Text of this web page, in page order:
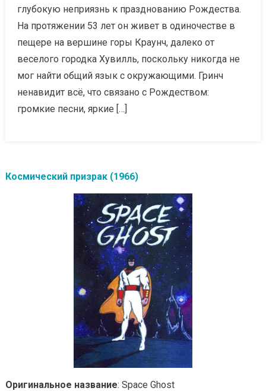
глубокую неприязнь к празднованию Рождества.
На протяжении 53 лет он живет в одиночестве в
пещере на вершине горы Краунч, далеко от
веселого городка Хувилль, поскольку никогда не
мог найти общий язык с окружающими. Гринч
ненавидит всё, что связано с Рождеством:
громкие песни, яркие […]
Космический призрак (1966)
Оригинальное название: Space Ghost